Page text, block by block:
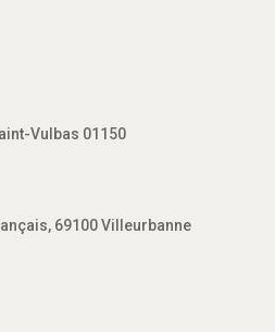
Vulbas 01150
69100 Villeurbanne